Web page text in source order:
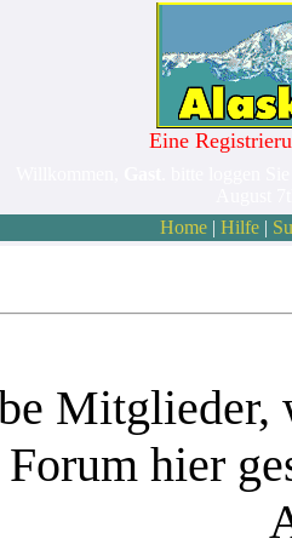
Eine
Home| Hilfe|
Mitglieder,
hier